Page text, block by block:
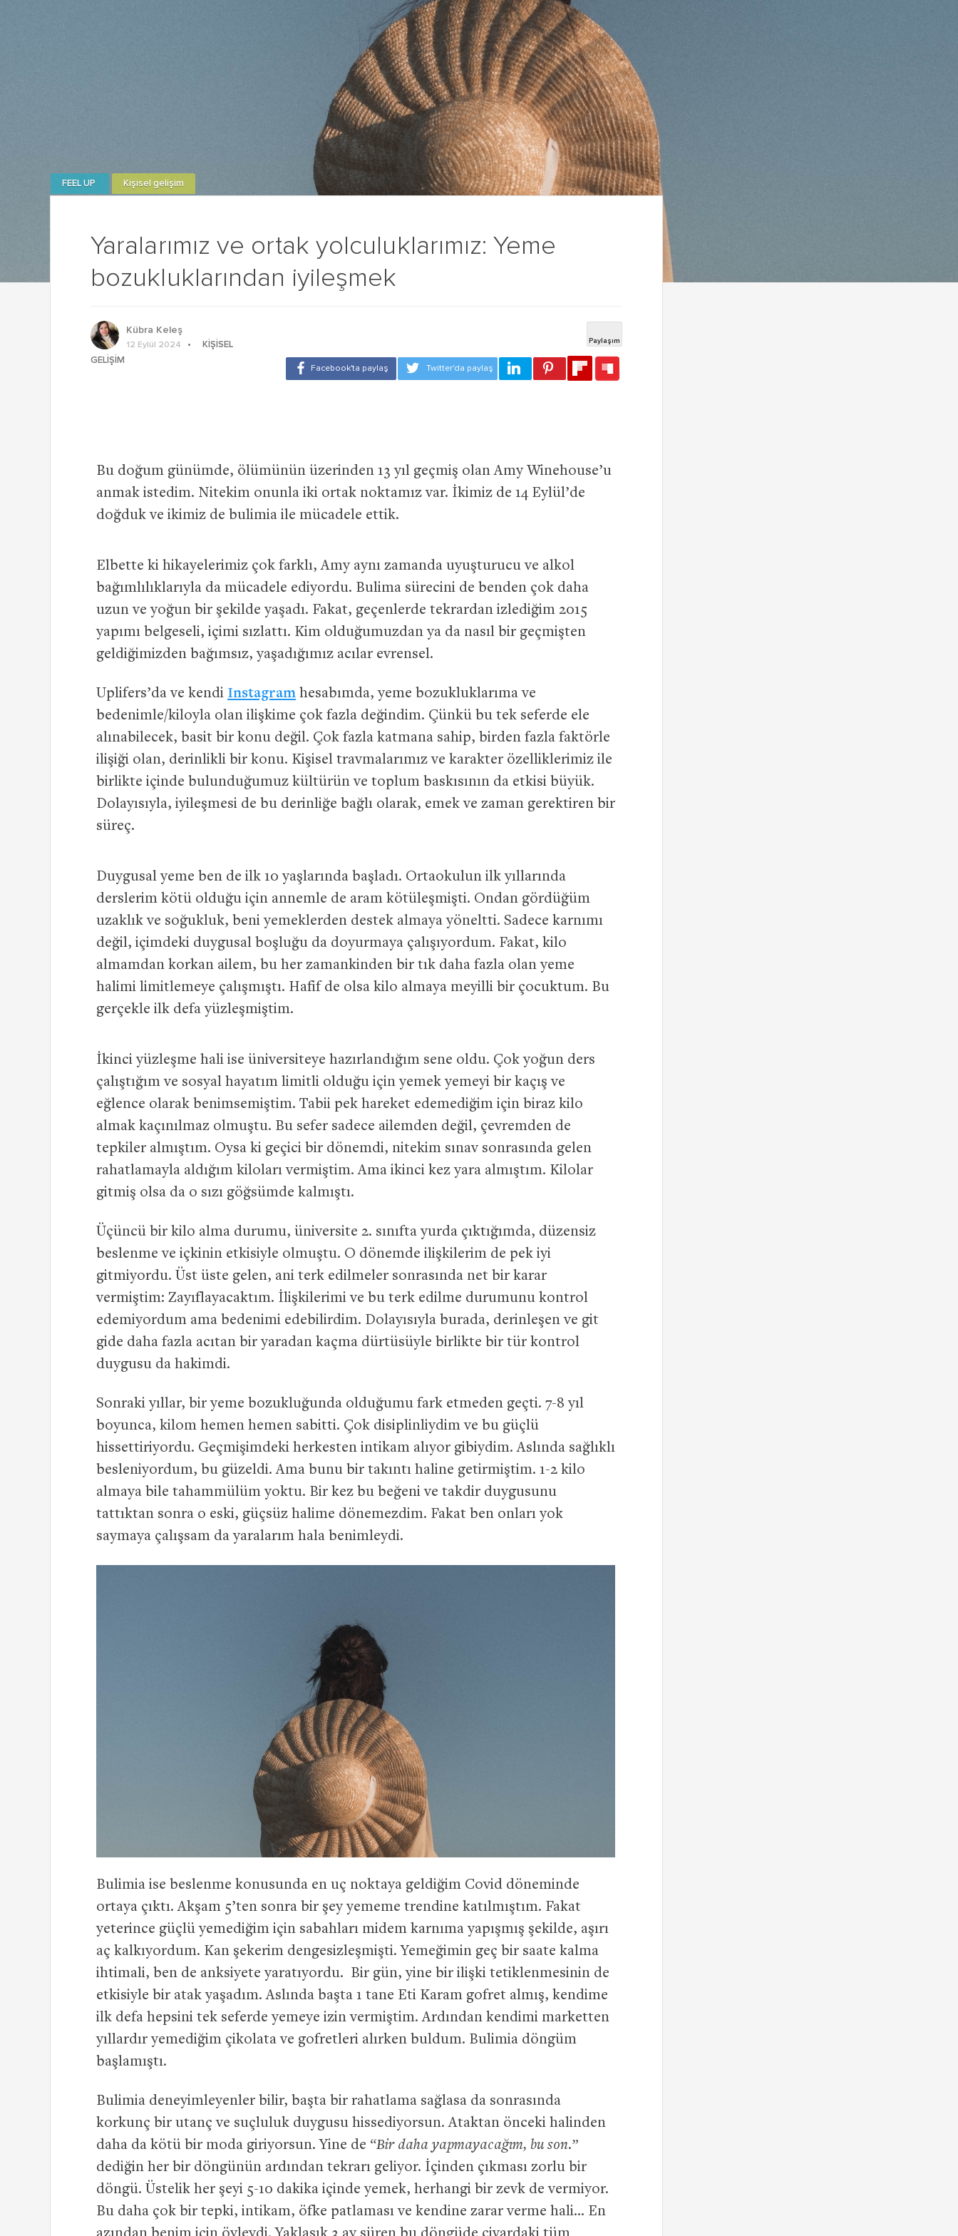
Yaralarımız ve ortak yolculuklarımız: Yeme
bozukluklarından iyileşmek
FEEL UP Kişisel gelişim
Kübra Keleş
12 Eylül 2024
KIŞISEL
GELIŞIM
Bu doğum günümde, ölümünün üzerinden 13 yıl geçmiş olan Amy Winehouse’u
anmak istedim. Nitekim onunla iki ortak noktamız var. İkimiz de 14 Eylül’de
doğduk ve ikimiz de bulimia ile mücadele ettik.
Elbette ki hikayelerimiz çok farklı, Amy aynı zamanda uyuşturucu ve alkol
bağımlılıklarıyla da mücadele ediyordu. Bulima sürecini de benden çok daha
uzun ve yoğun bir şekilde yaşadı. Fakat, geçenlerde tekrardan izlediğim 2015
yapımı belgeseli, içimi sızlattı. Kim olduğumuzdan ya da nasıl bir geçmişten
geldiğimizden bağımsız, yaşadığımız acılar evrensel.
Uplifers’da ve kendi Instagram hesabımda, yeme bozukluklarıma ve
bedenimle/kiloyla olan ilişkime çok fazla değindim. Çünkü bu tek seferde ele
alınabilecek, basit bir konu değil. Çok fazla katmana sahip, birden fazla faktörle
ilişiği olan, derinlikli bir konu. Kişisel travmalarımız ve karakter özelliklerimiz ile
birlikte içinde bulunduğumuz kültürün ve toplum baskısının da etkisi büyük.
Dolayısıyla, iyileşmesi de bu derinliğe bağlı olarak, emek ve zaman gerektiren bir
süreç.
Duygusal yeme ben de ilk 10 yaşlarında başladı. Ortaokulun ilk yıllarında
derslerim kötü olduğu için annemle de aram kötüleşmişti. Ondan gördüğüm
uzaklık ve soğukluk, beni yemeklerden destek almaya yöneltti. Sadece karnımı
değil, içimdeki duygusal boşluğu da doyurmaya çalışıyordum. Fakat, kilo
almamdan korkan ailem, bu her zamankinden bir tık daha fazla olan yeme
halimi limitlemeye çalışmıştı. Hafif de olsa kilo almaya meyilli bir çocuktum. Bu
gerçekle ilk defa yüzleşmiştim.
İkinci yüzleşme hali ise üniversiteye hazırlandığım sene oldu. Çok yoğun ders
çalıştığım ve sosyal hayatım limitli olduğu için yemek yemeyi bir kaçış ve
eğlence olarak benimsemiştim. Tabii pek hareket edemediğim için biraz kilo
almak kaçınılmaz olmuştu. Bu sefer sadece ailemden değil, çevremden de
tepkiler almıştım. Oysa ki geçici bir dönemdi, nitekim sınav sonrasında gelen
rahatlamayla aldığım kiloları vermiştim. Ama ikinci kez yara almıştım. Kilolar
gitmiş olsa da o sızı göğsümde kalmıştı.
Üçüncü bir kilo alma durumu, üniversite 2. sınıfta yurda çıktığımda, düzensiz
beslenme ve içkinin etkisiyle olmuştu. O dönemde ilişkilerim de pek iyi
gitmiyordu. Üst üste gelen, ani terk edilmeler sonrasında net bir karar
vermiştim: Zayıflayacaktım. İlişkilerimi ve bu terk edilme durumunu kontrol
edemiyordum ama bedenimi edebilirdim. Dolayısıyla burada, derinleşen ve git
gide daha fazla acıtan bir yaradan kaçma dürtüsüyle birlikte bir tür kontrol
duygusu da hakimdi.
Sonraki yıllar, bir yeme bozukluğunda olduğumu fark etmeden geçti. 7-8 yıl
boyunca, kilom hemen hemen sabitti. Çok disiplinliydim ve bu güçlü
hissettiriyordu. Geçmişimdeki herkesten intikam alıyor gibiydim. Aslında sağlıklı
besleniyordum, bu güzeldi. Ama bunu bir takıntı haline getirmiştim. 1-2 kilo
almaya bile tahammülüm yoktu. Bir kez bu beğeni ve takdir duygusunu
tattıktan sonra o eski, güçsüz halime dönemezdim. Fakat ben onları yok
saymaya çalışsam da yaralarım hala benimleydi.
Bulimia ise beslenme konusunda en uç noktaya geldiğim Covid döneminde
ortaya çıktı. Akşam 5’ten sonra bir şey yememe trendine katılmıştım. Fakat
yeterince güçlü yemediğim için sabahları midem karnıma yapışmış şekilde, aşırı
aç kalkıyordum. Kan şekerim dengesizleşmişti. Yemeğimin geç bir saate kalma
ihtimali, ben de anksiyete yaratıyordu. Bir gün, yine bir ilişki tetiklenmesinin de
etkisiyle bir atak yaşadım. Aslında başta 1 tane Eti Karam gofret almış, kendime
ilk defa hepsini tek seferde yemeye izin vermiştim. Ardından kendimi marketten
yıllardır yemediğim çikolata ve gofretleri alırken buldum. Bulimia döngüm
başlamıştı.
Bulimia deneyimleyenler bilir, başta bir rahatlama sağlasa da sonrasında
korkunç bir utanç ve suçluluk duygusu hissediyorsun. Ataktan önceki halinden
daha da kötü bir moda giriyorsun. Yine de “Bir daha yapmayacağım, bu son.”
dediğin her bir döngünün ardından tekrarı geliyor. İçinden çıkması zorlu bir
döngü. Üstelik her şeyi 5-10 dakika içinde yemek, herhangi bir zevk de vermiyor.
Bu daha çok bir tepki, intikam, öfke patlaması ve kendine zarar verme hali… En